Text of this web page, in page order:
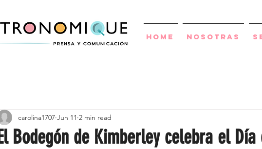
Home Nosotras
El Bodegón de Kimberley celebra el
carolina1707 Jun 11 2 min read